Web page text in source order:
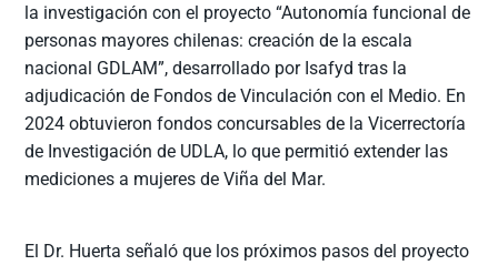
la investigación con el proyecto “Autonomía funcional de
personas mayores chilenas: creación de la escala
nacional GDLAM”, desarrollado por Isafyd tras la
adjudicación de Fondos de Vinculación con el Medio. En
2024 obtuvieron fondos concursables de la Vicerrectoría
de Investigación de UDLA, lo que permitió extender las
mediciones a mujeres de Viña del Mar.
El Dr. Huerta señaló que los próximos pasos del proyecto